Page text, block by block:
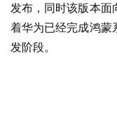
发布，同时该版本面
着华为已经完成鸿蒙
发阶段。